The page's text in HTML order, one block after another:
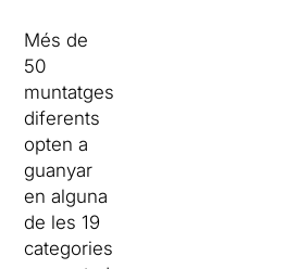
Més de
50
muntatges
diferents
opten a
guanyar
en alguna
de les 19
categories